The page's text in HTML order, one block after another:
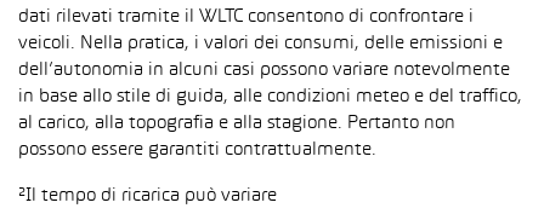
dati rilevati tramite il WLTC consentono di confrontare i
veicoli. Nella pratica, i valori dei consumi, delle emissioni e
dell’autonomia in alcuni casi possono variare notevolmente
in base allo stile di guida, alle condizioni meteo e del traffico,
al carico, alla topografia e alla stagione. Pertanto non
possono essere garantiti contrattualmente.
²Il tempo di ricarica può variare